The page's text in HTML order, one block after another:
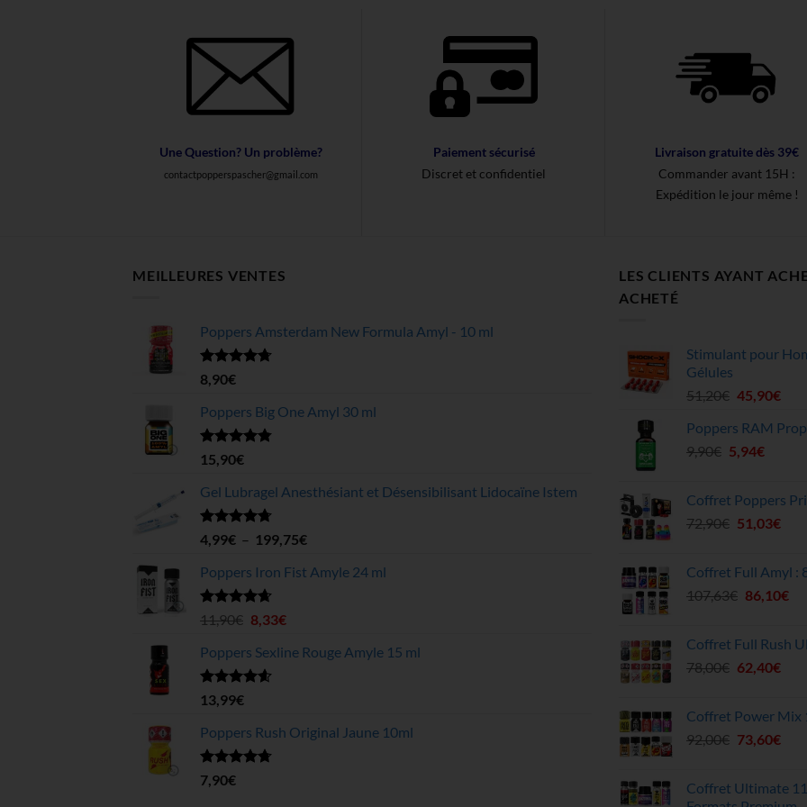
Une Question? Un problème?
contactpopperspascher@gmail.com
Paiement sécurisé
Discret et confidentiel
Livraison gratuite dès 39€
Commander avant 15H :
Expédition le jour même !
MEILLEURES VENTES
Poppers Amsterdam New Formula Amyl - 10 ml
Note4.68
sur 5
8,90€
Poppers Big One Amyl 30 ml
Note4.78
sur 5
15,90€
Gel Lubragel Anesthésiant et Désensibilisant Lidocaïne Istem
Note4.70
sur 5
4,99€ – 199,75€Plage
prix :
Poppers Iron Fist Amyle 24 ml
Note4.63
11,90€ Le
initial
était :
8,33€Le
actuel
Poppers Sexline Rouge Amyle 15 ml
Note4.58
sur 5
13,99€
Poppers Rush Original Jaune 10ml
Note4.67
sur 5
7,90€
LES CLIENTS AYANT
ACHETÉ
Stimulant pour
Gélules
51,20€ Le
initial
était :
45,90€Le
Poppers RAM
9,90€ Le
était :
9,90€.
5,94€Le
est :
5,94€.
Coffret Poppers
72,90€ Le
était :
72,90€.
51,03€Le
est :
Coffret Full Amyl :
107,63€ Le
était :
107,63€.
86,10€Le
Coffret Full Rush
78,00€ Le
était :
78,00€.
62,40€Le
est :
Coffret Power Mix
92,00€ Le
était :
73,60€Le
est :
Coffret Ultimate